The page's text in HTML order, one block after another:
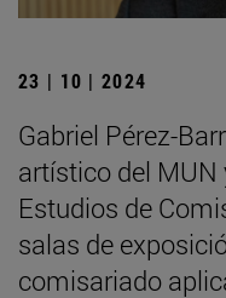
23 | 10 | 2024
Gabriel Pérez-
artístico del MUN
Estudios de
salas de
comisariado